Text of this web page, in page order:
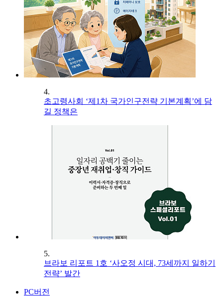
4.
초고령사회 ‘제1차 국가인구전략 기본계획’에 담
길 정책은
5.
브라보 리포트 1호 ‘사오정 시대, 73세까지 일하기
전략’ 발간
PC버전